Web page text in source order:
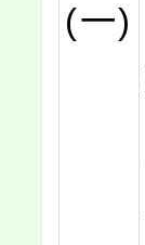
(一)